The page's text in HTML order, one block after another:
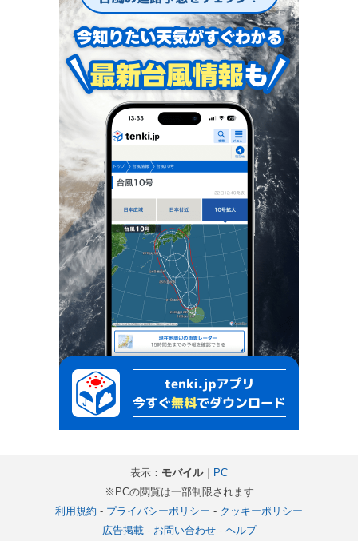
表示： モバイル｜ PC
※PCの閲覧は一部制限されます
利用規約 - プライバシーポリシー - クッキーポリシー
広告掲載- お問い合わせ- ヘルプ